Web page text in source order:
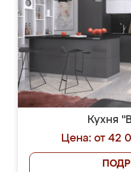
Кухня
Цена: от 42